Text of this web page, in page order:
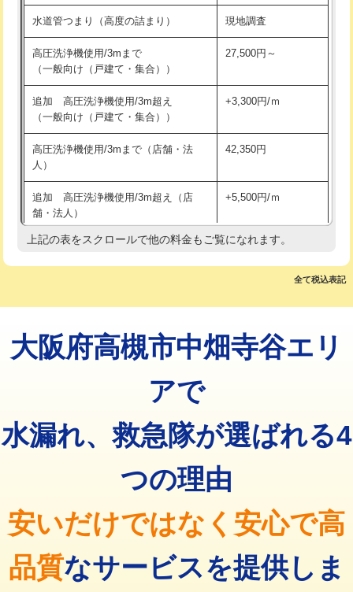
追加人工 16,500円
廃棄・処分 現場見積
※給水管工事は20mmまでの価格です。
持込商品取付（混合水栓）
持込商品取付（浄水器・分岐水栓） 16,500円
業）
排水管工事（追加 排水管工事/3ｍ超
え）
マス交換（土の掘削・埋め戻し作業） 11,000円~
マス交換（深さ50㎝以上） 66,000円
コンクリート斫り（厚さ10㎝まで） 27,500円
コンクリート斫り（厚さ10㎝超え）
モルタル補修（厚さ10㎝まで） 27,500円
16,500円
廃棄・処分 現場見積
水道管つまり（高度の詰まり） 現地調査
高圧洗浄機使用/3mまで
（一般向け（戸建て・集合））
27,500円～
追加 高圧洗浄機使用/3m超え
（一般向け（戸建て・集合））
+3,300円/ｍ
高圧洗浄機使用/3mまで（店舗・法
人）
42,350円
追加 高圧洗浄機使用/3m超え（店
舗・法人）
+5,500円/ｍ
高度高圧洗浄換 現地調査
トーラー機使用/3mまで 33,000円
追加トーラー機使用/3m超え +3,300円
止水・漏水調査・防水処理・清掃・修
11,000円
止水・漏水調査・防水処理・清掃・修
22,000円
止水・漏水調査・防水処理・清掃・修
理・調整・分解・加工など（重作業）
33,000円
その他部品の脱着 8,800円～
上記の表をスクロールで他の料金もご覧になれます。
全て税込表記
大阪府高槻市中畑寺谷エリ
アで
水漏れ、救急隊が選ばれる4
つの理由
安いだけではなく安心で高
品質なサービスを提供しま